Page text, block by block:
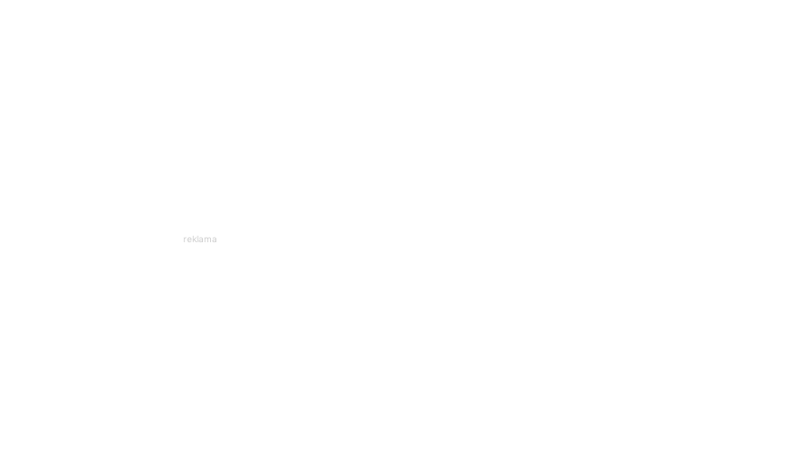
reklama